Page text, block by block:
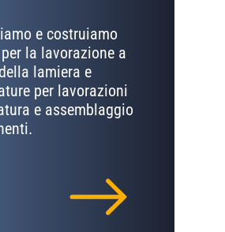
e costruiamo
la lavorazione a
lamiera e
per lavorazioni
e assemblaggio